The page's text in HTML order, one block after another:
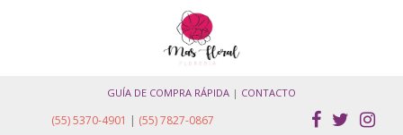
GUÍA DE COMPRA RÁPIDA | CONTACTO
(55) 5370-4901 | (55) 7827-0867